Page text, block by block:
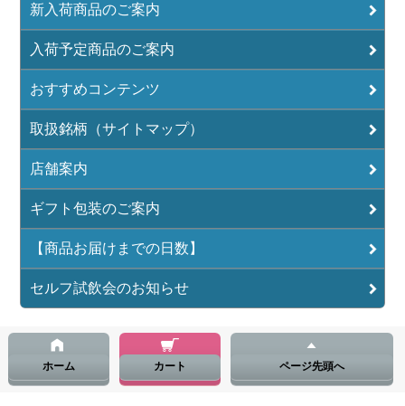
新入荷商品のご案内
入荷予定商品のご案内
おすすめコンテンツ
取扱銘柄（サイトマップ）
店舗案内
ギフト包装のご案内
【商品お届けまでの日数】
セルフ試飲会のお知らせ
ホーム カート ページ先頭へ